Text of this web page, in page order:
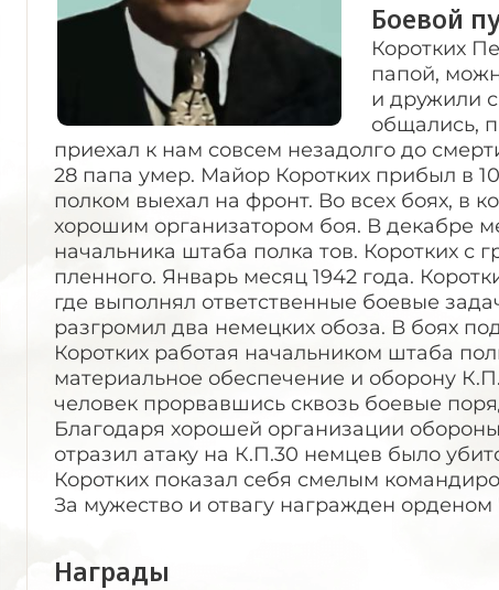
Боевой
Коротких
папой,
и дружили
общались,
приехал к нам совсем незадолго до
28 папа умер. Майор Коротких прибыл в
полком выехал на фронт. Во всех боях, в
хорошим организатором боя. В декабре
начальника штаба полка тов. Коротких с
пленного. Январь месяц 1942 года.
где выполнял ответственные боевые
разгромил два немецких обоза. В боях
Коротких работая начальником штаба
материальное обеспечение и оборону
человек прорвавшись сквозь боевые
Благодаря хорошей организации
отразил атаку на К.П.30 немцев было
Коротких показал себя смелым
За мужество и отвагу награжден
Награды